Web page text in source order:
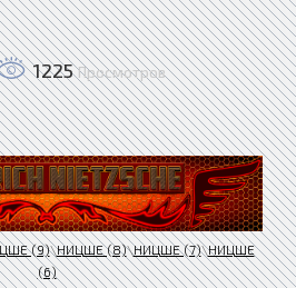
1225 Просмотров
(9)\НИЦШЕ (8)\НИЦШЕ (7)\НИЦШЕ
(6)